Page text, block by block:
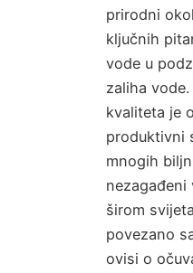
prirodni
ključnih
vode u
zaliha
kvaliteta je
produktivni
mnogih
nezagađeni
širom
povezano
ovisi o